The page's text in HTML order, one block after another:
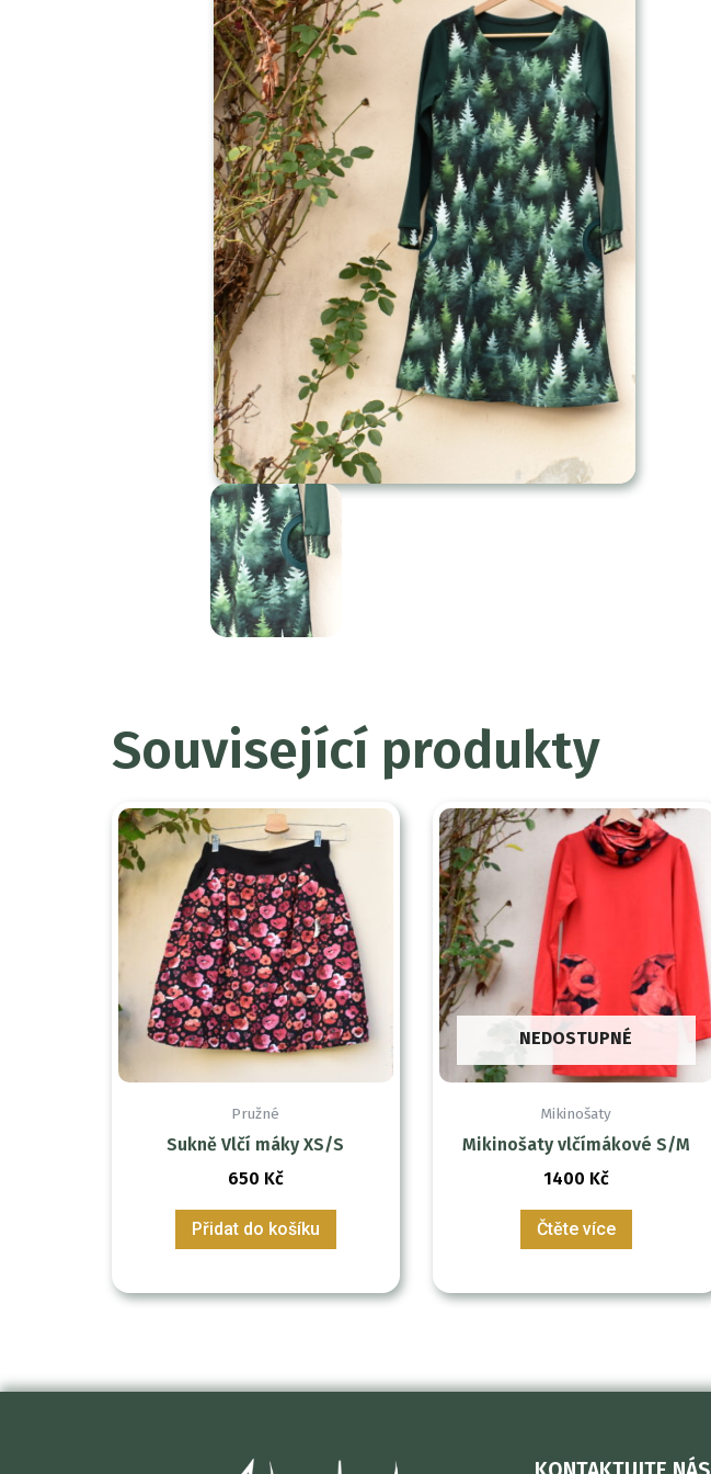
Související produkty
Pružné
Sukně Vlčí máky XS/S
650 Kč
Přidat do košíku
NEDOSTUPNÉ
Mikinošaty
Mikinošaty vlčímákové S/M
1400 Kč
Čtěte více